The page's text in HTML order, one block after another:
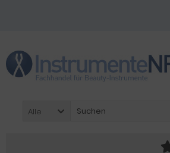
Alle